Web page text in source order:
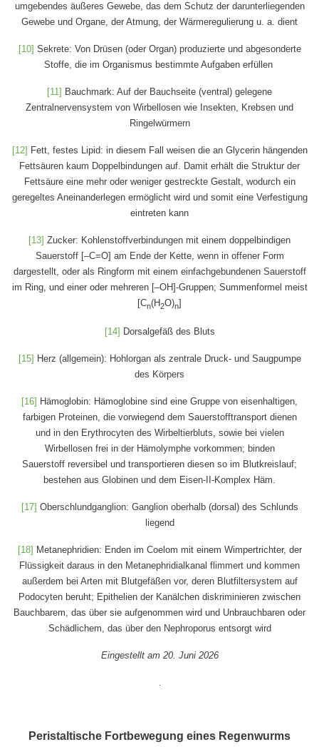
umgebendes äußeres Gewebe, das dem Schutz der darunterliegenden
Gewebe und Organe, der Atmung, der Wärmeregulierung u. a. dient
[10] Sekrete: Von Drüsen (oder Organ) produzierte und abgesonderte
Stoffe, die im Organismus bestimmte Aufgaben erfüllen
[11] Bauchmark: Auf der Bauchseite (ventral) gelegene
Zentralnervensystem von Wirbellosen wie Insekten, Krebsen und
Ringelwürmern
[12] Fett, festes Lipid: in diesem Fall weisen die an Glycerin hängenden
Fettsäuren kaum Doppelbindungen auf. Damit erhält die Struktur der
Fettsäure eine mehr oder weniger gestreckte Gestalt, wodurch ein
geregeltes Aneinanderlegen ermöglicht wird und somit eine Verfestigung
eintreten kann
[13] Zucker: Kohlenstoffverbindungen mit einem doppelbindigen
Sauerstoff [–C=O] am Ende der Kette, wenn in offener Form
dargestellt, oder als Ringform mit einem einfachgebundenen Sauerstoff
im Ring, und einer oder mehreren [–OH]-Gruppen; Summenformel meist
[Cn(H2O)n]
[14] Dorsalgefäß des Bluts
[15] Herz (allgemein): Hohlorgan als zentrale Druck- und Saugpumpe
des Körpers
[16] Hämoglobin: Hämoglobine sind eine Gruppe von eisenhaltigen,
farbigen Proteinen, die vorwiegend dem Sauerstofftransport dienen
und in den Erythrocyten des Wirbeltierbluts, sowie bei vielen
Wirbellosen frei in der Hämolymphe vorkommen; binden
Sauerstoff reversibel und transportieren diesen so im Blutkreislauf;
bestehen aus Globinen und dem Eisen-II-Komplex Häm.
[17] Oberschlundganglion: Ganglion oberhalb (dorsal) des Schlunds
liegend
[18] Metanephridien: Enden im Coelom mit einem Wimpertrichter, der
Flüssigkeit daraus in den Metanephridialkanal flimmert und kommen
außerdem bei Arten mit Blutgefäßen vor, deren Blutfiltersystem auf
Podocyten beruht; Epithelien der Kanälchen diskriminieren zwischen
Bauchbarem, das über sie aufgenommen wird und Unbrauchbaren oder
Schädlichem, das über den Nephroporus entsorgt wird
Eingestellt am 20. Juni 2026
Peristaltische Fortbewegung eines Regenwurms